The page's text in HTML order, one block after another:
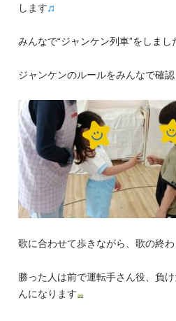
します
みんなで“ジャンケン列車”をしまし
ジャンケンのルールをみんなで確
歌に合わせて歩きながら、歌の終
勝った人は前で運転手さん役、負
んになります